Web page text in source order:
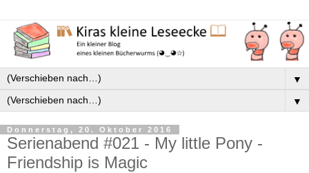
▼
▼
Donnerstag, 20. Oktober 2016
Serienabend #021 - My little Pony -
Friendship is Magic